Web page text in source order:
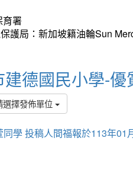
育署
護局：新加坡籍油輪Sun
德國民小學-優
選擇發佈單位
學 投稿人間福報於113年01